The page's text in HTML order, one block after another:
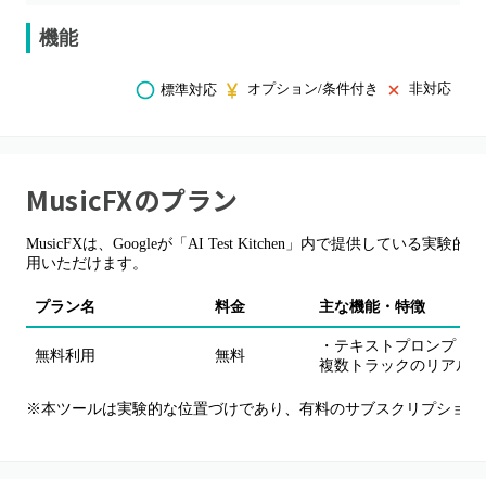
機能
標準対応 オプション/条件付き 非対応
MusicFXのプラン
MusicFXは、Googleが「AI Test Kitchen」内で提供している実験的
用いただけます。
プラン名 料金 主な機能・特徴
無料利用 無料
・テキストプロンプト
複数トラックのリアル
※本ツールは実験的な位置づけであり、有料のサブスクリプショ